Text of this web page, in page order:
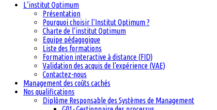
L’institut Optimum
Présentation
Pourquoi choisir l’Institut Optimum ?
Charte de l’institut Optimum
Equipe pédagogique
Liste des formations
Formation interactive à distance (FID)
Validation des acquis de l’expérience (VAE)
Contactez-nous
Management des coûts cachés
Nos qualifications
Diplôme Responsable des Systèmes de Management